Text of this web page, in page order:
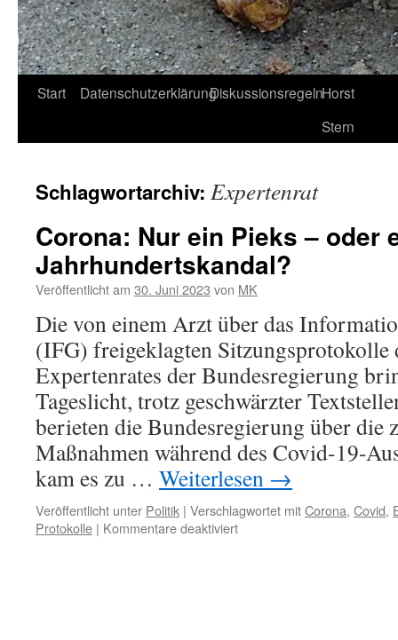
Start DatenschutzerklärungDiskussionsregelnHorst
Stern
Schlagwortarchiv: Expertenrat
Corona: Nur ein Pieks – oder
Jahrhundertskandal?
Veröffentlicht am 30. Juni 2023 von MK
Die von einem Arzt über das
(IFG) freigeklagten Sitzungsprotokolle
Expertenrates der Bundesregierung
Tageslicht, trotz geschwärzter
berieten die Bundesregierung über die
Maßnahmen während des Covid-19-
kam es zu … Weiterlesen →
Veröffentlicht unter Politik | Verschlagwortet mitCorona, Covid,
Protokolle | Kommentare deaktiviertfür